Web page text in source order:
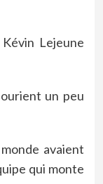
Lejeune
un peu
avaient
qui monte